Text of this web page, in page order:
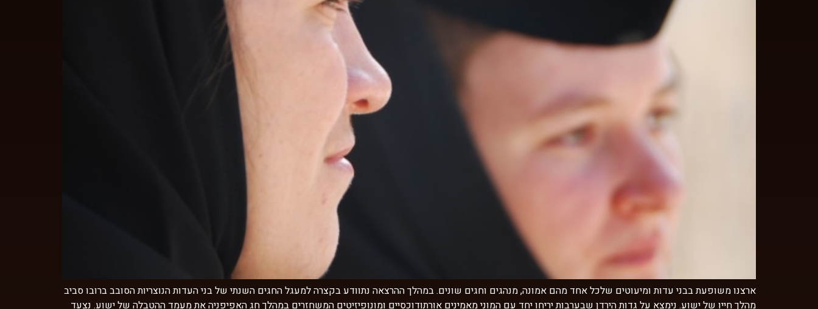
ארצנו משופעת בבני עדות ומיעוטים שלכל אחד מהם אמונה, מנהגים וחגים שונים. במהלך ההרצאה נתוודע בקצרה למעגל החגים השנתי של בני העדות הנוצריות הסובב ברובו סביב
מהלך חייו של ישוע. נימצא על גדות הירדן שבערבות יריחו יחד עם המוני מאמינים אורתודוכסיים ומונופיזיטים המשחזרים במהלך חג האפיפניה את מעמד ההטבלה של ישוע. נצעד